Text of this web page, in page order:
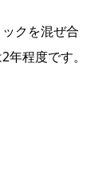
クを混ぜ合
程度です。